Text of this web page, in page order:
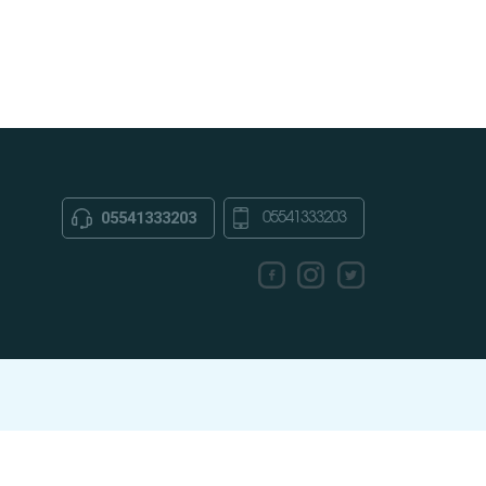
05541333203 05541333203